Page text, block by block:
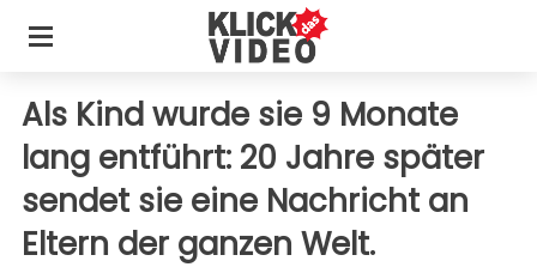
Als Kind wurde sie 9 Monate
lang entführt: 20 Jahre später
sendet sie eine Nachricht an
Eltern der ganzen Welt.